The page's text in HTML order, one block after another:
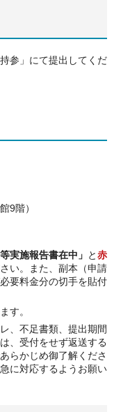
持参」にて提出してくだ
9階）
実施報告書在中」 と赤
い。また、副本（申請
要料金分の切手を貼付
す。
、不足書類、提出期間
、受付をせず返送する
らかじめ御了解くださ
に対応するようお願い